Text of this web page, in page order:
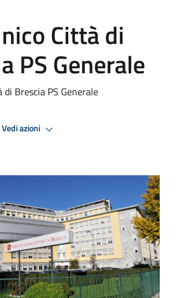
Città di
PS Generale
Brescia PS Generale
Vedi azioni